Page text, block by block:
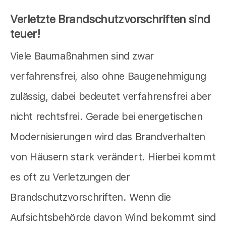
Verletzte Brandschutzvorschriften sind
teuer!
Viele Baumaßnahmen sind zwar
verfahrensfrei, also ohne Baugenehmigung
zulässig, dabei bedeutet verfahrensfrei aber
nicht rechtsfrei. Gerade bei energetischen
Modernisierungen wird das Brandverhalten
von Häusern stark verändert. Hierbei kommt
es oft zu Verletzungen der
Brandschutzvorschriften. Wenn die
Aufsichtsbehörde davon Wind bekommt sind